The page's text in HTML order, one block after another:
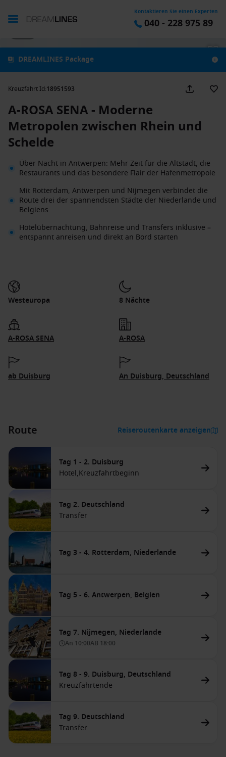
Kontaktieren Sie einen Experten
040 - 228 975 89
DREAMLINES Package
Kreuzfahrt Id:18951593
A-ROSA SENA - Moderne
Metropolen zwischen Rhein und
Schelde
Über Nacht in Antwerpen: Mehr Zeit für die Altstadt, die
Restaurants und das besondere Flair der Hafenmetropole
Mit Rotterdam, Antwerpen und Nijmegen verbindet die
Route drei der spannendsten Städte der Niederlande und
Belgiens
Hotelübernachtung, Bahnreise und Transfers inklusive –
entspannt anreisen und direkt an Bord starten
Westeuropa 8 Nächte
A-ROSA SENA A-ROSA
ab Duisburg An Duisburg, Deutschland
Route Reiseroutenkarte anzeigen
Tag 1 - 2. Duisburg
Hotel,Kreuzfahrtbeginn
Tag 2. Deutschland
Transfer
Tag 3 - 4. Rotterdam, Niederlande
Tag 5 - 6. Antwerpen, Belgien
Tag 7. Nijmegen, Niederlande
An 10:00AB 18:00
Tag 8 - 9. Duisburg, Deutschland
Kreuzfahrtende
Tag 9. Deutschland
Transfer